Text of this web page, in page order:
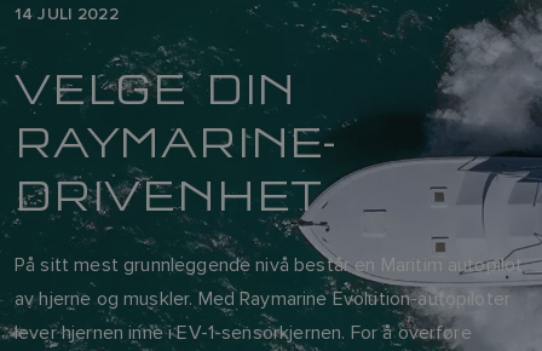
14 JULI 2022
VELGE DIN
RAYMARINE-
DRIVENHET
På sitt mest grunnleggende nivå består en Maritim autopilot
av hjerne og muskler. Med Raymarine Evolution-autopiloter
lever hjernen inne i EV-1-sensorkjernen. For å overføre